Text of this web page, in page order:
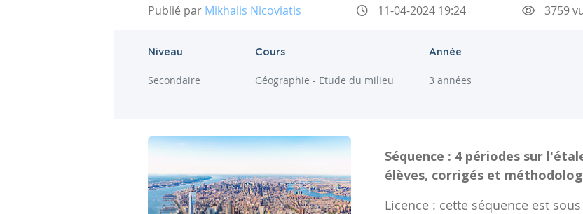
Publié par Mikhalis Nicoviatis 11-04-2024 19:24 3759
Niveau
Secondaire
Cours
Géographie - Etude du milieu
Année
3 années
Séquence : 4 périodes sur
élèves, corrigés et
Licence : cette séquence est